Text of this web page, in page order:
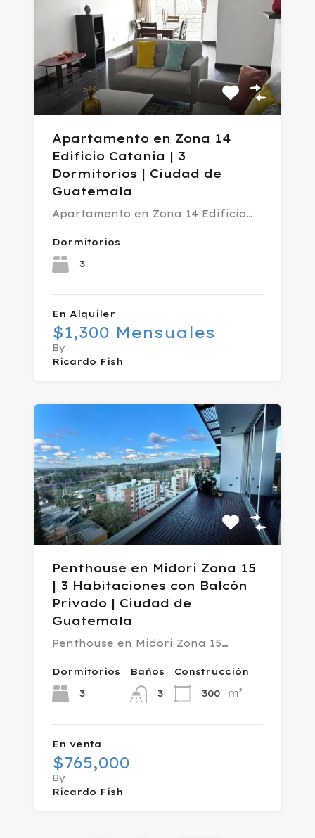
Apartamento en Zona 14
Edificio Catania | 3
Dormitorios | Ciudad de
Guatemala
Apartamento en Zona 14 Edificio…
Dormitorios
3
En Alquiler
$1,300 Mensuales
By
Ricardo Fish
Penthouse en Midori Zona 15
| 3 Habitaciones con Balcón
Privado | Ciudad de
Guatemala
Penthouse en Midori Zona 15…
Dormitorios
3
Baños
3
Construcción
300
m²
En venta
$765,000
By
Ricardo Fish